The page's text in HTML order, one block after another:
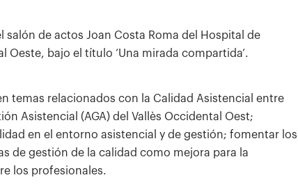
de actos Joan Costa Roma del Hospital de
Oeste, bajo el título ‘Una mirada compartida’.
temas relacionados con la Calidad Asistencial entre
Asistencial (AGA) del Vallès Occidental Oest;
en el entorno asistencial y de gestión; fomentar los
de gestión de la calidad como mejora para la
los profesionales.